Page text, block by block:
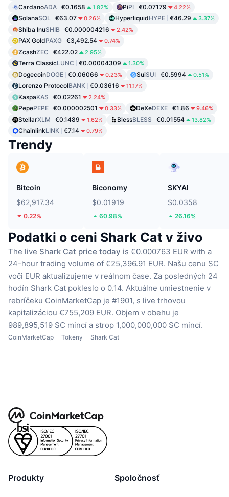
CardanoADA €0.1658 1.82% PiPI €0.07179 4.22%
SolanaSOL €63.07 0.26% HyperliquidHYPE €46.29 3.37%
Shiba InuSHIB €0.000004216 2.42%
PAX GoldPAXG €3,492.54 0.74%
ZcashZEC €422.02 2.95%
Terra ClassicLUNC €0.00004309 1.30%
DogecoinDOGE €0.06066 0.23% SuiSUI €0.5994 0.51%
Lorenzo ProtocolBANK €0.03616 11.17%
KaspaKAS €0.02261 2.24%
PepePEPE €0.000002501 0.33% DeXeDEXE €1.86 9.46%
StellarXLM €0.1489 1.62% BlessBLESS €0.01554 13.82%
ChainlinkLINK €7.14 0.79%
Trendy
Bitcoin
$62,917.34
0.22%
Biconomy
$0.01919
60.98%
SKYAI
$0.0358
26.16%
Podatki o ceni Shark Cat v živo
The live Shark Cat price today is €0.000763 EUR with a
24-hour trading volume of €25,396.91 EUR. Našu cenu SC
voči EUR aktualizujeme v reálnom čase. Za posledných 24
hodín Shark Cat pokleslo o 0.14. Aktuálne umiestnenie v
rebríčeku CoinMarketCap je #1901, s live trhovou
kapitalizáciou €755,209 EUR. Objem v obehu je
989,895,519 SC mincí a strop 1,000,000,000 SC mincí.
CoinMarketCap Tokeny Shark Cat
Produkty Spoločnosť